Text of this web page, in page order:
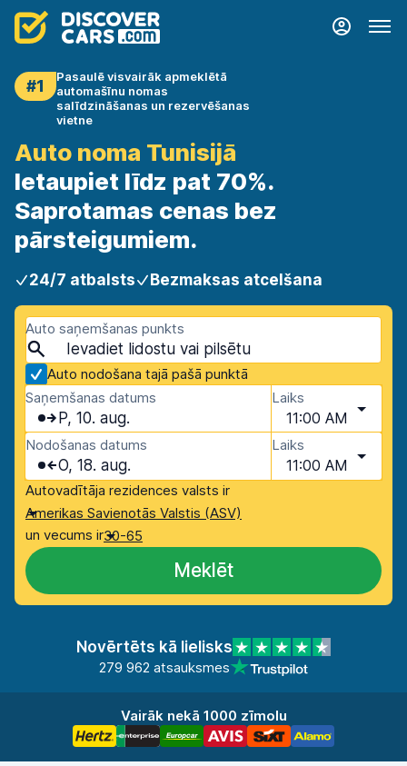
#1
Pasaulē visvairāk apmeklētā
automašīnu nomas
salīdzināšanas un rezervēšanas
vietne
Auto noma Tunisijā
Ietaupiet līdz pat 70%.
Saprotamas cenas bez
pārsteigumiem.
24/7 atbalsts Bezmaksas atcelšana
Auto saņemšanas punkts
Auto nodošana tajā pašā punktā
Saņemšanas datums
P, 10. aug.
Laiks
11:00 AM
Nodošanas datums
O, 18. aug.
Laiks
11:00 AM
Autovadītāja rezidences valsts ir
Amerikas Savienotās Valstis (ASV)
un vecums ir30-65
Meklēt
Novērtēts kā lielisks
279 962 atsauksmes
Vairāk nekā 1000 zīmolu